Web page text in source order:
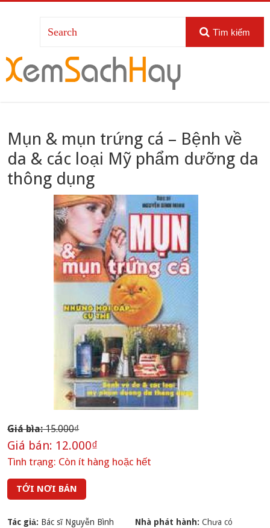
Tìm kiếm
Mụn & mụn trứng cá – Bệnh về
da & các loại Mỹ phẩm dưỡng da
thông dụng
Giá bìa:15.000₫
Giá bán: 12.000₫
Tình trạng: Còn ít hàng hoặc hết
TỚI NƠI BÁN
Tác giả: Bác sĩ Nguyễn Bình
Nhà phát hành: Chưa có